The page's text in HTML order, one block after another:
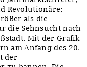
Revolutionäre;
als die
die Sehnsucht nach
Mit der Grafik
am Anfang des 20.
der